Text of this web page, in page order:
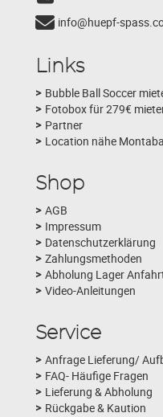
info@huepf-
Links
Bubble Ball Soccer
Fotobox für 279€
Partner
Location nähe
Shop
AGB
Impressum
Datenschutzerklärung
Zahlungsmethoden
Abholung Lager
Video-Anleitungen
Service
Anfrage Lieferung/
FAQ- Häufige Fragen
Lieferung & Abholung
Rückgabe & Kaution